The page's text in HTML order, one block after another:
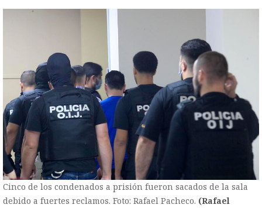
Cinco de los condenados a prisión fueron sacados de la sala
debido a fuertes reclamos. Foto: Rafael Pacheco. (Rafael